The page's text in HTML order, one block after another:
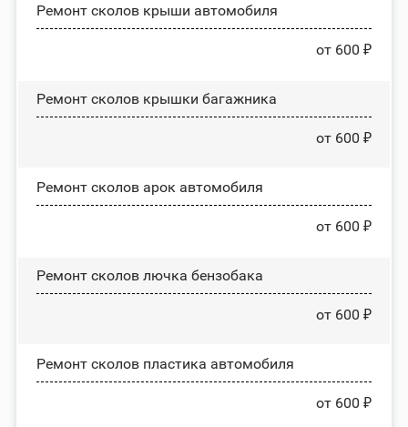
Ремонт сколов крыши автомобиля
от 600 ₽
Ремонт сколов крышки багажника
от 600 ₽
Ремонт сколов арок автомобиля
от 600 ₽
Ремонт сколов лючка бензобака
от 600 ₽
Ремонт сколов пластика автомобиля
от 600 ₽